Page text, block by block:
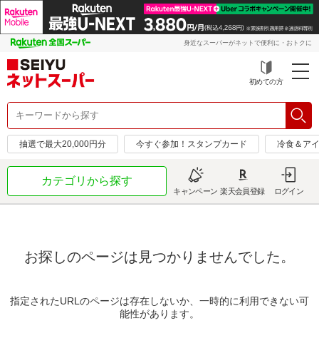
身近なスーパーがネットで便利に・おトクに
初めての方
抽選で最大20,000円分 今すぐ参加！スタンプカード 冷食＆ア
カテゴリから探す
キャンペーン 楽天会員登録 ログイン
お探しのページは見つかりませんでした。
指定されたURLのページは存在しないか、一時的に利用できない可
能性があります。